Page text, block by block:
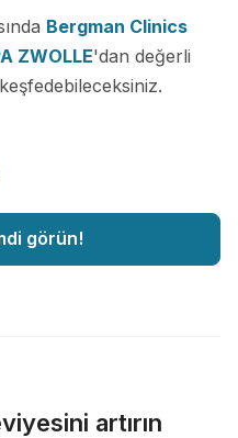
Bergman Clinics
ZWOLLE'dan değerli
görün!
artırın